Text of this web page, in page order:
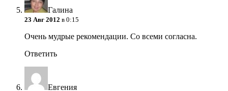
Галина
23 Авг 2012 в 0:15
Очень мудрые рекомендации. Со всеми согласна.
Ответить
Евгения